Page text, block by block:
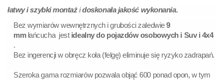
łatwy i szybki montażidoskonała jakość wykonania.
Bez wymiarów wewnętrznych i grubości zaledwie9
mmłańcucha jest idealny do pojazdów osobowych i Suv i 4x4
.
Bez ingerencji w obręcz koła (felgę) eliminuje się ryzyko zadrapań.
Szeroka gama rozmiarów pozwala objąć 600 ponad opon, w tym